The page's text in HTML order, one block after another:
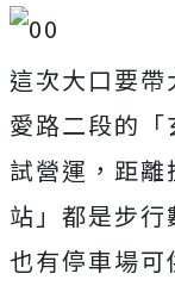
這次大口要帶
愛路二段的
試營運，距
站」都是步
也有停車場